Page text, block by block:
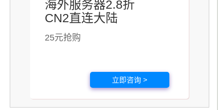
海外服务器2.8折
CN2直连大陆
25元抢购
立即咨询 >